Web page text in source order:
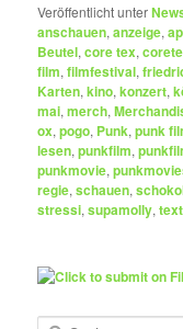
Veröffentlicht unter
anschauen,anzeige,
Beutel,core tex,
film,filmfestival,
Karten,kino,konzert,
mai,merch,
ox,pogo, Punk,punk
lesen,punkfilm,
punkmovie,
regie,schauen,
stressi,supamolly,